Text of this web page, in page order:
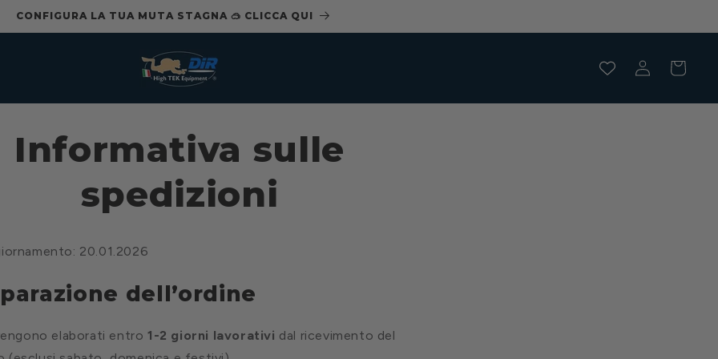
CONFIGURA LA TUA MUTA STAGNA 🥽 CLICCA QUI
Accedi Carrello
Informativa sulle
spedizioni
20.01.2026
dell’ordine
elaborati entro 1-2 giorni lavorativi dal ricevimento del